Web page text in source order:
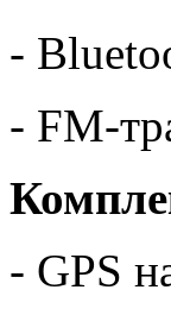
-
- FM-
- GPS